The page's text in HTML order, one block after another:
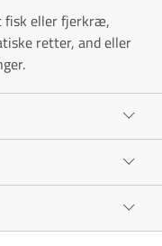
fisk eller fjerkræ,
retter, and eller